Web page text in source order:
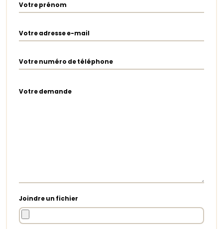
Votre prénom
Votre adresse e-mail
Votre numéro de téléphone
Votre demande
Joindre un fichier